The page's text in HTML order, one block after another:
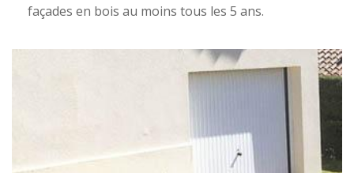
façades en bois au moins tous les 5 ans.